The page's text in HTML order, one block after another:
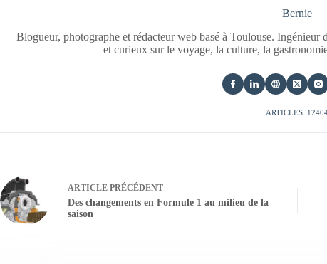
Bernie
Blogueur, photographe et rédacteur web basé à Toulouse.
et curieux sur le voyage, la culture, la
ARTICLES:
ARTICLE PRÉCÉDENT
Des changements en Formule 1 au milieu de la
saison